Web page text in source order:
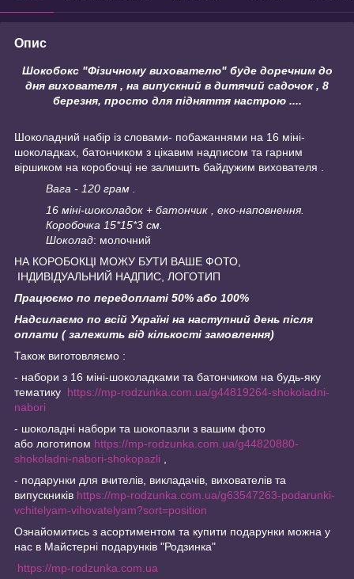
Опис
Шокобокс "Фізичному вихователю" буде доречним до
дня вихователя , на випускний в дитячий садочок , 8
березня, просто для підняття настрою ....
Шоколадний набір із словами- побажаннями на 16 міні-
шоколадках, батончиком з цікавим надписом та гарним
віршиком на коробочці не залишить байдужим вихователя .
Вага - 120 грам .
16 міні-шоколадок + батончик , еко-наповнення.
Коробочка 15*15*3 см.
Шоколад: молочний
НА КОРОБОКЦІ МОЖУ БУТИ ВАШЕ ФОТО,
ІНДИВІДУАЛЬНИЙ НАДПИС, ЛОГОТИП
Працюємо по передоплаті 50% або 100%
Надсилаємо по всій Україні на наступний день після
оплати ( залежить від кількості замовлення)
Також виготовляємо :
- набори з 16 міні-шоколадками та батончиком на будь-яку
тематику https://mp-rodzunka.com.ua/g44819264-shokoladni-
nabori
- шоколадні набори та шокопазли з вашим фото
або логотипом https://mp-rodzunka.com.ua/g44820880-
shokoladni-nabori-shokopazli
- подарунки для вчителів, викладачів, вихователів та
випускників https://mp-rodzunka.com.ua/g63547263-podarunki-
vchitelyam-vihovatelyam?sort=position
Ознайомитись з асортиментом та купити подарунки можна у
нас в Майстерні подарунків "Родзинка"
https://mp-rodzunka.com.ua